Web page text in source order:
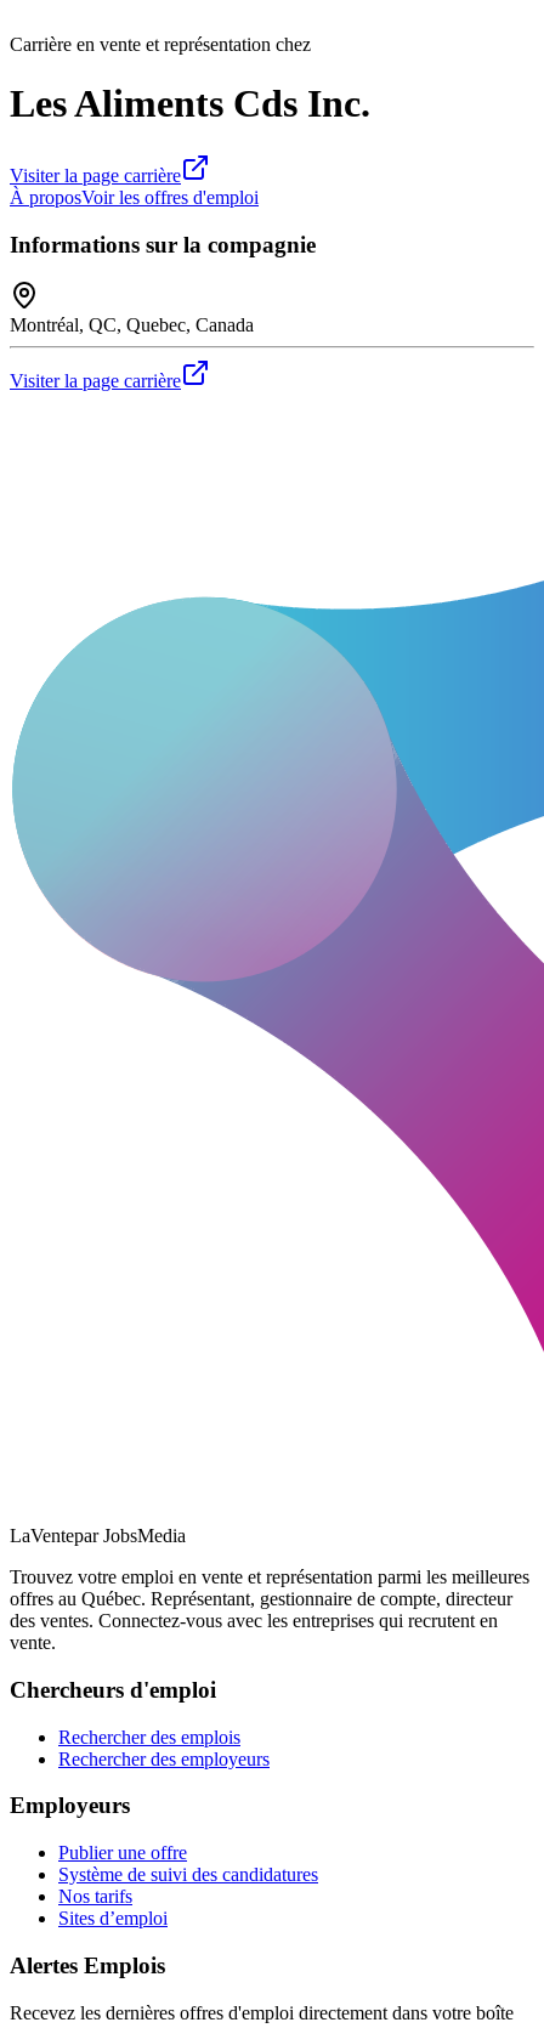
Carrière en vente et représentation chez
Les Aliments Cds Inc.
Visiter la page carrière
À proposVoir les offres d'emploi
Informations sur la compagnie
Montréal, QC, Quebec, Canada
Visiter la page carrière
LaVentepar JobsMedia
Trouvez votre emploi en vente et représentation parmi les meilleures
offres au Québec. Représentant, gestionnaire de compte, directeur
des ventes. Connectez-vous avec les entreprises qui recrutent en
vente.
Chercheurs d'emploi
Rechercher des emplois
Rechercher des employeurs
Employeurs
Publier une offre
Système de suivi des candidatures
Nos tarifs
Sites d’emploi
Alertes Emplois
Recevez les dernières offres d'emploi directement dans votre boîte